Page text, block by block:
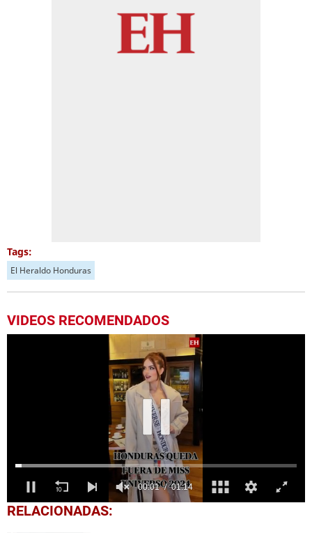
Tags:
El Heraldo Honduras
VIDEOS RECOMENDADOS
0
of
RELACIONADAS: